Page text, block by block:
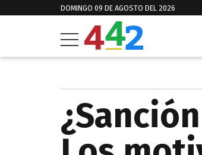
DOMINGO 09 DE AGOSTO DEL 2026